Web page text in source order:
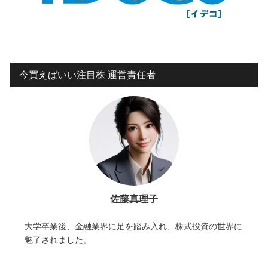
今買えばいい注目株 運営責任者
佐藤真理子
大学卒業後、金融業界に足を踏み入れ、株式投資の世界に
魅了されました。